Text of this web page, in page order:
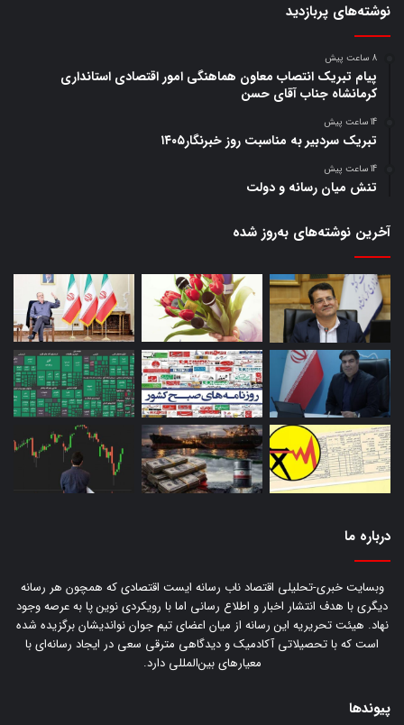
نوشته‌های پربازدید
8 ساعت پیش
پیام تبریک انتصاب معاون هماهنگی امور اقتصادی استانداری
کرمانشاه جناب آقای حسن
14 ساعت پیش
تبریک سردبیر به مناسبت روز خبرنگار۱۴۰۵
14 ساعت پیش
تنش میان رسانه و دولت
آخرین نوشته‌های‌ به‌روز شده
درباره‌ ما
وبسایت خبری-تحلیلی اقتصاد ناب رسانه‌ ایست اقتصادی که همچون هر رسانه
دیگری با هدف انتشار اخبار و اطلاع رسانی اما با رویکردی نوین پا به عرصه وجود
نهاد. هیئت تحریریه این رسانه از میان اعضای تیم جوان نواندیشان برگزیده شده
است که با تحصیلاتی آکادمیک و دیدگاهی‌ مترقی سعی در ایجاد رسانه‌ای با
معیار‌های بین‌المللی دارد.
پیوندها